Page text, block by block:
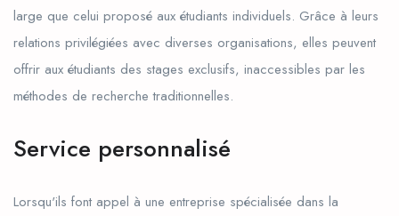
large que celui proposé aux étudiants individuels. Grâce à leurs
relations privilégiées avec diverses organisations, elles peuvent
offrir aux étudiants des stages exclusifs, inaccessibles par les
méthodes de recherche traditionnelles.
Service personnalisé
Lorsqu'ils font appel à une entreprise spécialisée dans la